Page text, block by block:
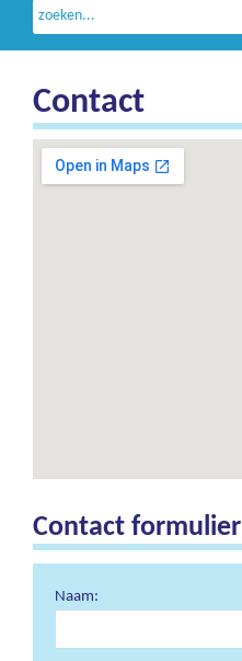
Contact
Contact formulier
Naam: